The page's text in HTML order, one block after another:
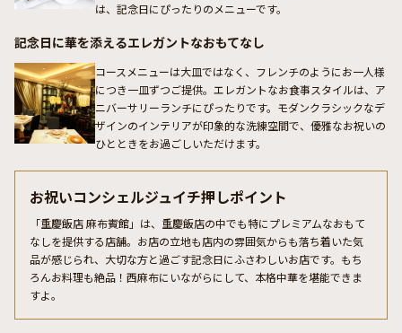
は、記念日にぴったりのメニューです。
記念日に華を添えるエレガントなおもてなし
コースメニューは大皿ではなく、フレンチのようにお一人様
につき一皿ずつご提供。エレガントなお食事スタイルは、ア
ニバーサリーランチにぴったりです。モダンクラシックなデ
ザインのインテリアが印象的な洗練空間で、優雅なお祝いの
ひとときをお過ごしいただけます。
お祝いコンシェルジュイチ押しポイント
「重慶飯店 麻布賓館」は、重慶飯店の中でも特にプレミアムなおもて
なしを提供する店舗。お店の立地も店内の雰囲気からも落ち着いた気
品が感じられ、大切な方と過ごす記念日にふさわしいお店です。もち
ろんお料理も絶品！西麻布にいながらにして、本格中華を堪能できま
すよ。